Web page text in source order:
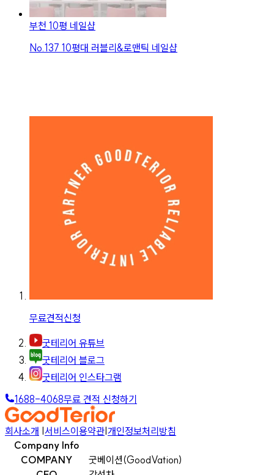
부천 10평 네일샵
No. 137 10평대 러블리&로맨틱 네일샵
무료견적신청
굿테리어 유튜브
굿테리어 블로그
굿테리어 인스타그램
1688-4068무료 견적 신청하기
회사소개 |서비스이용약관|개인정보처리방침
Company Info
COMPANY
굿베이션(GoodVation)